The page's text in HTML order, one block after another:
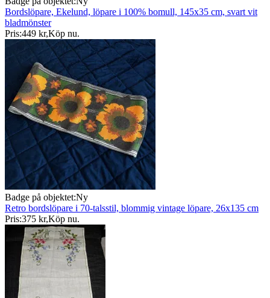
Bordslöpare, Ekelund, löpare i 100% bomull, 145x35 cm, svart vit
bladmönster
Pris:449 kr,Köp nu.
Badge på objektet:Ny
Retro bordslöpare i 70-talsstil, blommig vintage löpare, 26x135 cm
Pris:375 kr,Köp nu.